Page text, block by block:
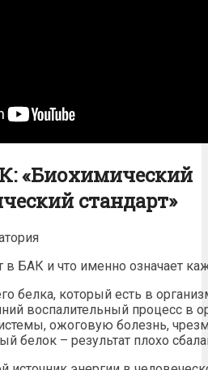
«Биохимический
стандарт»
БАК и что именно означает
белка, который есть в
воспалительный процесс в
ожоговую болезнь,
белок – результат плохо